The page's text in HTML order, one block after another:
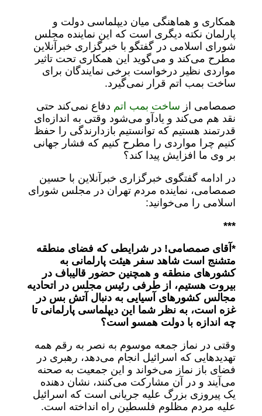
همکاری و هماهنگی میان دیپلماسی دولت و
پارلمان نکته دیگری است که این نماینده مجلس
شورای اسلامی در گفتگو با خبرگزاری خبرآنلاین
مطرح می‌کند و می‌گوید این همکاری تحت تاثیر
مواردی نظیر درخواست برخی نمایندگان برای
ساخت بمب اتم قرار نمی‌گیرد.
صمصامی از ساخت بمب اتم دفاع نمی‌کند حتی
نقد هم می‌کند و یادآو می‌شود وقتی به اندازه‌ای
قدرتمند هستیم که توانستیم بازدارندگی را حفظ
کنیم چرا مواردی را مطرح کنیم که فشار جهانی
بر وی ما افزایش پیدا کند؟
در ادامه گفتگوی خبرگزاری خبرآنلاین با حسین
صمصامی، نماینده مردم تهران در مجلس شورای
اسلامی را می‌خوانید:
***
*آقای صمصامی! در شرایطی که فضای منطقه
متشنج است شاهد سفر هیئت پارلمانی به
کشورهای منطقه و همچنین حضور قالیباف در
بیروت هستیم، از طرفی رئیس مجلس در اتحادیه
مجالس کشورهای آسیایی به دنبال آتش بس در
غزه است، به نظر شما این دیپلماسی پارلمانی تا
چه اندازه با دولت همسو است؟
وقتی در نماز جمعه موسوم به نصر به رقم همه
تهدیدهایی که اسرائیل انجام می‌دهد، رهبری در
فضای باز نماز می‌خواند و این جمعیت به صحنه
می‌آیند و در آن مشارکت می‌کنند، نشان دهنده
یک پیروزی بزرگ علیه جریانی است که اسرائیل
علیه مردم مظلوم فلسطین راه انداخته است.